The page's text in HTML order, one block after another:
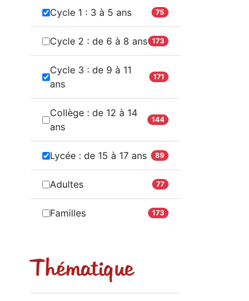
Cycle 1 : 3 à 5 ans 75
Cycle 2 : de 6 à 8 ans 173
Cycle 3 : de 9 à 11
ans
171
Collège : de 12 à 14
ans
144
Lycée : de 15 à 17 ans 89
Adultes 77
Familles 173
Thématique